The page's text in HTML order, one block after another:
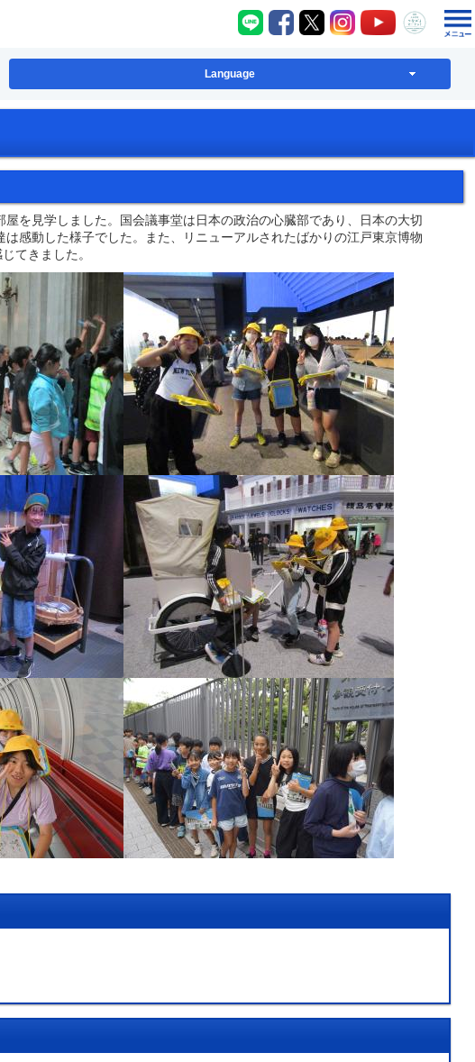
八千代町LINE
八千代町Facebook
八千代町X八千代町Instagram
八千代町八千代
Language
を見学しました。国会議事堂は日本の政治の心臓部であり、日本の大切
感動した様子でした。また、リニューアルされたばかりの江戸東京博物
てきました。